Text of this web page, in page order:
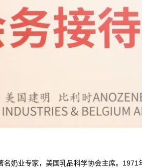
奶业专家，美国乳品科学协会主席。1971